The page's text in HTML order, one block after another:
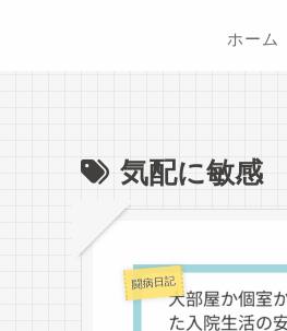
ホーム
気配に敏感
闘病日記